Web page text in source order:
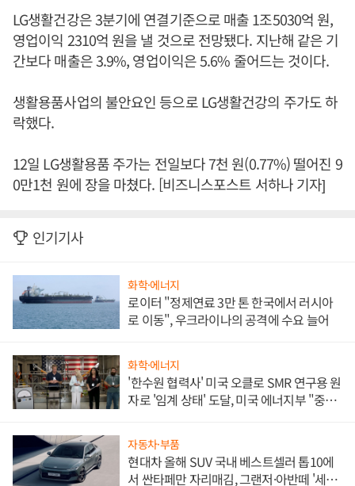
LG생활건강은 3분기에 연결기준으로 매출 1조5030억 원,
영업이익 2310억 원을 낼 것으로 전망됐다. 지난해 같은 기
간보다 매출은 3.9%, 영업이익은 5.6% 줄어드는 것이다.
생활용품사업의 불안요인 등으로 LG생활건강의 주가도 하
락했다.
12일 LG생활용품 주가는 전일보다 7천 원(0.77%) 떨어진 9
0만1천 원에 장을 마쳤다. [비즈니스포스트 서하나 기자]
인기기사
화학·에너지
로이터 "정제연료 3만 톤 한국에서 러시아
로 이동", 우크라이나의 공격에 수요 늘어
화학·에너지
'한수원 협력사' 미국 오클로 SMR 연구용 원
자로 '임계 상태' 도달, 미국 에너지부 "중요
자동차·부품
현대차 올해 SUV 국내 베스트셀러 톱10에
서 싼타페만 자리매김, 그랜저·아반떼 '세단